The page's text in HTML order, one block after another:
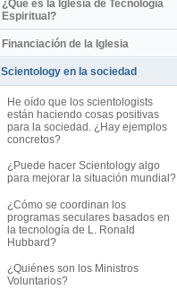
¿Qué es la Iglesia de Tecnología
Espiritual?
Financiación de la Iglesia
Scientology en la sociedad
He oído que los scientologists
están haciendo cosas positivas
para la sociedad. ¿Hay ejemplos
concretos?
¿Puede hacer Scientology algo
para mejorar la situación mundial?
¿Cómo se coordinan los
programas seculares basados en
la tecnología de L. Ronald
Hubbard?
¿Quiénes son los Ministros
Voluntarios?